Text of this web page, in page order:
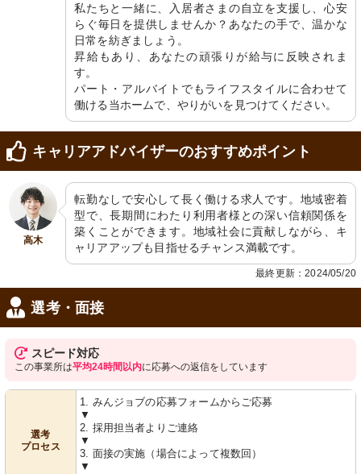
私たちと一緒に、入居者さまの自立を支援し、心安
らぐ毎日を提供しませんか？あなたの手で、温かな
日常を紡ぎましょう。
昇給もあり、あなたの頑張りが給与に反映されま
す。
パート・アルバイトでもライフスタイルに合わせて
働ける当ホームで、やりがいを見つけてください。
キャリアアドバイザーのおすすめポイント
高木
転勤なしで安心して長く働ける求人です。地域密着
型で、長期間にわたり利用者様との深い信頼関係を
築くことができます。地域社会に貢献しながら、キ
ャリアアップも目指せるチャンス満載です。
最終更新：2024/05/20
選考・面接
スピード対応
この事業所は平均24時間以内に応募への返信をしています
選考
プロセス
1. みんジョブの応募フォームからご応募
▼
2. 採用担当者よりご連絡
▼
3. 面接の実施（場合によって複数回）
▼